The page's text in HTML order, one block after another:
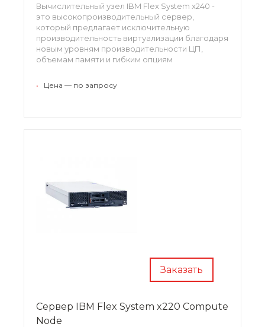
Вычислительный узел IBM Flex System x240 -
это высокопроизводительный сервер,
который предлагает исключительную
производительность виртуализации благодаря
новым уровням производительности ЦП,
объемам памяти и гибким опциям
• Цена — по запросу
Заказать
Сервер IBM Flex System x220 Compute
Node